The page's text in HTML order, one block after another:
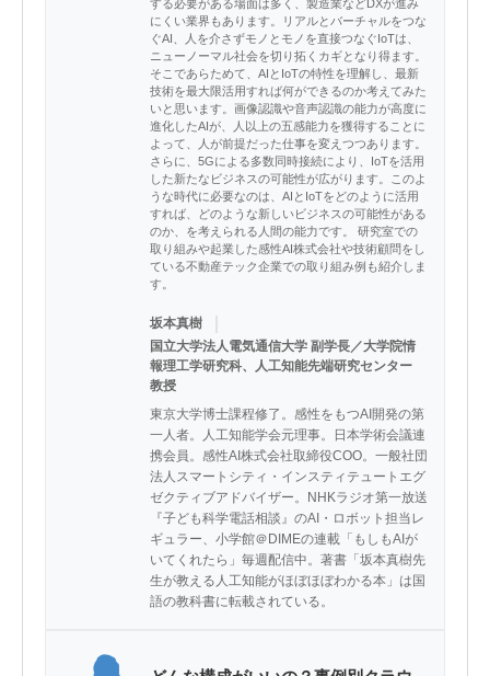
する必要がある場面は多く、製造業などDXが進み
にくい業界もあります。リアルとバーチャルをつな
ぐAI、人を介さずモノとモノを直接つなぐIoTは、
ニューノーマル社会を切り拓くカギとなり得ます。
そこであらためて、AIとIoTの特性を理解し、最新
技術を最大限活用すれば何ができるのか考えてみた
いと思います。画像認識や音声認識の能力が高度に
進化したAIが、人以上の五感能力を獲得することに
よって、人が前提だった仕事を変えつつあります。
さらに、5Gによる多数同時接続により、IoTを活用
した新たなビジネスの可能性が広がります。このよ
うな時代に必要なのは、AIとIoTをどのように活用
すれば、どのような新しいビジネスの可能性がある
のか、を考えられる人間の能力です。 研究室での
取り組みや起業した感性AI株式会社や技術顧問をし
ている不動産テック企業での取り組み例も紹介しま
す。
坂本真樹
国立大学法人電気通信大学 副学長／大学院情
報理工学研究科、人工知能先端研究センター
教授
東京大学博士課程修了。感性をもつAI開発の第
一人者。人工知能学会元理事。日本学術会議連
携会員。感性AI株式会社取締役COO。一般社団
法人スマートシティ・インスティテュートエグ
ゼクティブアドバイザー。NHKラジオ第一放送
『子ども科学電話相談』のAI・ロボット担当レ
ギュラー、小学館＠DIMEの連載「もしもAIが
いてくれたら」毎週配信中。著書「坂本真樹先
生が教える人工知能がほぼほぼわかる本」は国
語の教科書に転載されている。